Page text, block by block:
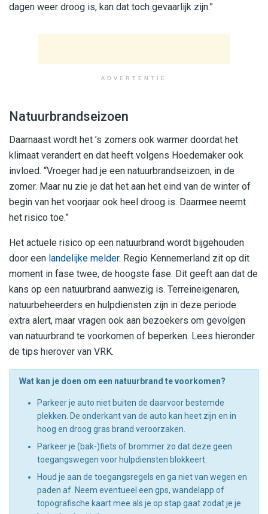
dagen weer droog is, kan dat toch gevaarlijk zijn.”
ADVERTENTIE
Natuurbrandseizoen
Daarnaast wordt het ’s zomers ook warmer doordat het
klimaat verandert en dat heeft volgens Hoedemaker ook
invloed. “Vroeger had je een natuurbrandseizoen, in de
zomer. Maar nu zie je dat het aan het eind van de winter of
begin van het voorjaar ook heel droog is. Daarmee neemt
het risico toe.”
Het actuele risico op een natuurbrand wordt bijgehouden
door een landelijke melder. Regio Kennemerland zit op dit
moment in fase twee, de hoogste fase. Dit geeft aan dat de
kans op een natuurbrand aanwezig is. Terreineigenaren,
natuurbeheerders en hulpdiensten zijn in deze periode
extra alert, maar vragen ook aan bezoekers om gevolgen
van natuurbrand te voorkomen of beperken. Lees hieronder
de tips hierover van VRK.
Wat kan je doen om een natuurbrand te voorkomen?
Parkeer je auto niet buiten de daarvoor bestemde
plekken. De onderkant van de auto kan heet zijn en in
hoog en droog gras brand veroorzaken.
Parkeer je (bak-)fiets of brommer zo dat deze geen
toegangswegen voor hulpdiensten blokkeert.
Houd je aan de toegangsregels en ga niet van wegen en
paden af. Neem eventueel een gps, wandelapp of
topografische kaart mee als je op stap gaat zodat je je